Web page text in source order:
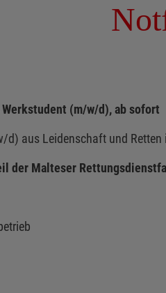
(m/w/d), ab sofort
aus Leidenschaft und Retten
der Malteser